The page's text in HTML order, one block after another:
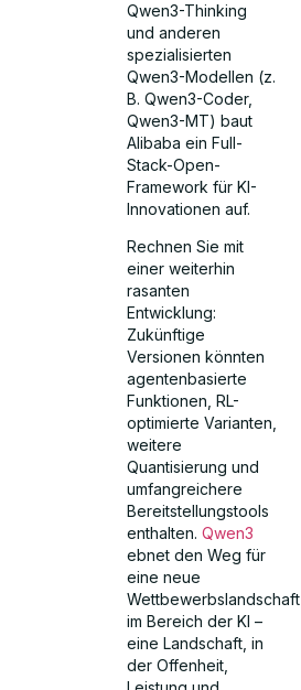
Qwen3-Thinking
und anderen
spezialisierten
Qwen3-Modellen (z.
B. Qwen3-Coder,
Qwen3-MT) baut
Alibaba ein Full-
Stack-Open-
Framework für KI-
Innovationen auf.
Rechnen Sie mit
einer weiterhin
rasanten
Entwicklung:
Zukünftige
Versionen könnten
agentenbasierte
Funktionen, RL-
optimierte Varianten,
weitere
Quantisierung und
umfangreichere
Bereitstellungstools
enthalten.Qwen3
ebnet den Weg für
eine neue
Wettbewerbslandschaft
im Bereich der KI –
eine Landschaft, in
der Offenheit,